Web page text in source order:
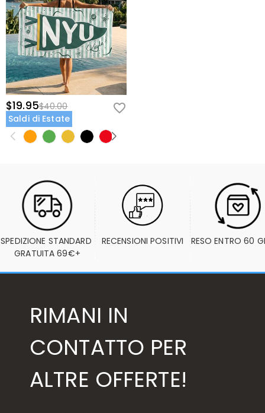
$19.95$40.00
Saldi di Estate
SPEDIZIONE STANDARD
GRATUITA 69€+
RECENSIONI POSITIVI RESO ENTRO 60
RIMANI IN
CONTATTO PER
ALTRE OFFERTE!